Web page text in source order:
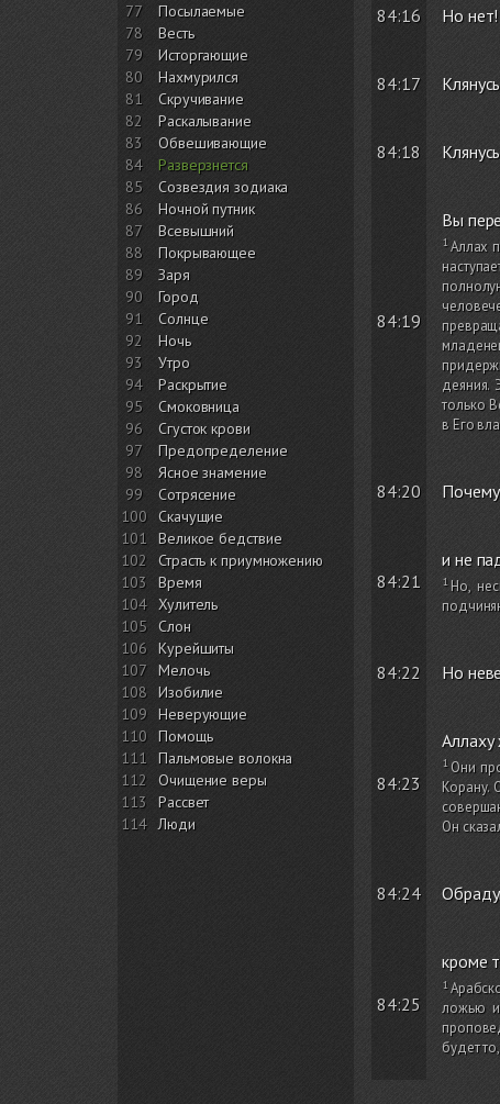
77
Посылаемые
78
Весть
79
Исторгающие
80
Нахмурился
81
Скручивание
82
Раскалывание
83
Обвешивающие
84
Разверзнется
85
Созвездия зодиака
86
Ночной путник
87
Всевышний
88
Покрывающее
89
Заря
90
Город
91
Солнце
92
Ночь
93
Утро
94
Раскрытие
95
Смоковница
96
Сгусток крови
97
Предопределение
98
Ясное знамение
99
Сотрясение
100 Скачущие
101
Великое бедствие
102
Страсть к приумножению
103
Время
104 Хулитель
105 Слон
106 Курейшиты
107 Мелочь
108 Изобилие
109 Неверующие
110 Помощь
111
Пальмовые волокна
112
Очищение веры
113
Рассвет
114 Люди
84:16 Но
84:17
84:18
84:19
Вы
Аллах
деяния.
только
в Его
84:20
84:21
и не
Но,
84:22 Но
84:23
Аллаху
Они
Корану.
Он
84:24
84:25
кроме
ложью и
будет